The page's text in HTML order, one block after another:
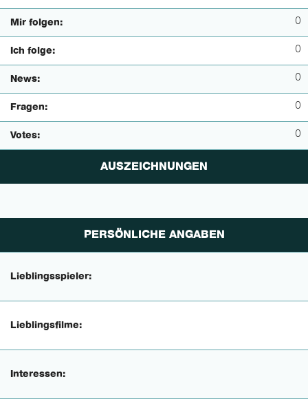
Mir folgen: 0
Ich folge: 0
News: 0
Fragen: 0
Votes: 0
AUSZEICHNUNGEN
PERSÖNLICHE ANGABEN
Lieblingsspieler:
Lieblingsfilme:
Interessen: